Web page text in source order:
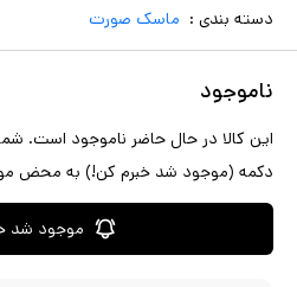
دسته بندی : ماسک صورت
ناموجود
این کالا در حال حاضر ناموجود است.
دکمه (موجود شد خبرم کن!) به محض
موجود شد